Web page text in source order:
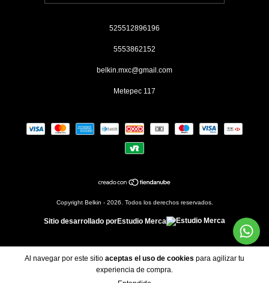
Al navegar por este sitio aceptas el uso de cookies para agilizar tu
experiencia de compra.
525512896196
5553862152
belkin.mxc@gmail.com
Metepec 117
Copyright Belkin - 2026. Todos los derechos reservados.
Sitio desarrollado porEstudio Merca